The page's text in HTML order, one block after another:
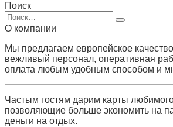
Поиск
Search
for:
О компании
Мы предлагаем европейское
вежливый персонал, оперативная
оплата любым удобным способом и
Частым гостям дарим карты
позволяющие больше экономить на
деньги на отдых.